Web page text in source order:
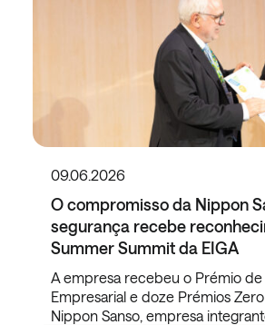
09.06.2026
O compromisso da Nippon
segurança recebe
Summer Summit da EIGA
A empresa recebeu o Prémio de
Empresarial e doze Prémios
Nippon Sanso, empresa